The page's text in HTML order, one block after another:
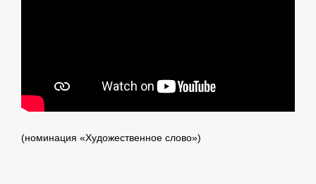
(номинация «Художественное слово»)